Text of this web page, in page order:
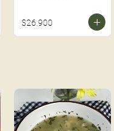
$26.900